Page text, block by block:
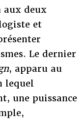
aux deux
et
Le dernier
, apparu au
lequel
une puissance